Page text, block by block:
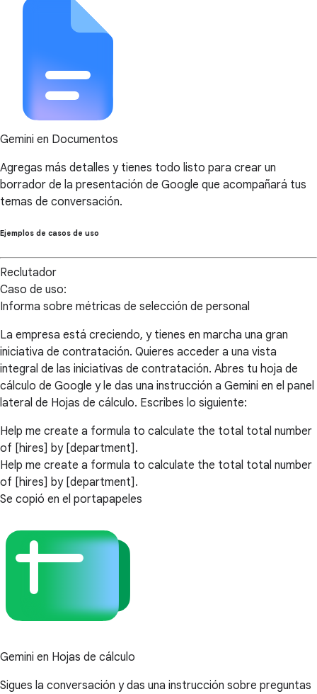
Gemini en Documentos
Agregas más detalles y tienes todo listo para crear un
borrador de la presentación de Google que acompañará tus
temas de conversación.
Ejemplos de casos de uso
Reclutador
Caso de uso:
Informa sobre métricas de selección de personal
La empresa está creciendo, y tienes en marcha una gran
iniciativa de contratación. Quieres acceder a una vista
integral de las iniciativas de contratación. Abres tu hoja de
cálculo de Google y le das una instrucción a Gemini en el panel
lateral de Hojas de cálculo. Escribes lo siguiente:
Help me create a formula to calculate the total total number
of [hires] by [department].
Help me create a formula to calculate the total total number
of [hires] by [department].
Se copió en el portapapeles
Gemini en Hojas de cálculo
Sigues la conversación y das una instrucción sobre preguntas